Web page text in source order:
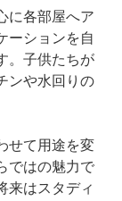
に各部屋へア
ーションを自
。子供たちが
ンや水回りの
せて用途を変
ではの魅力で
来はスタディ